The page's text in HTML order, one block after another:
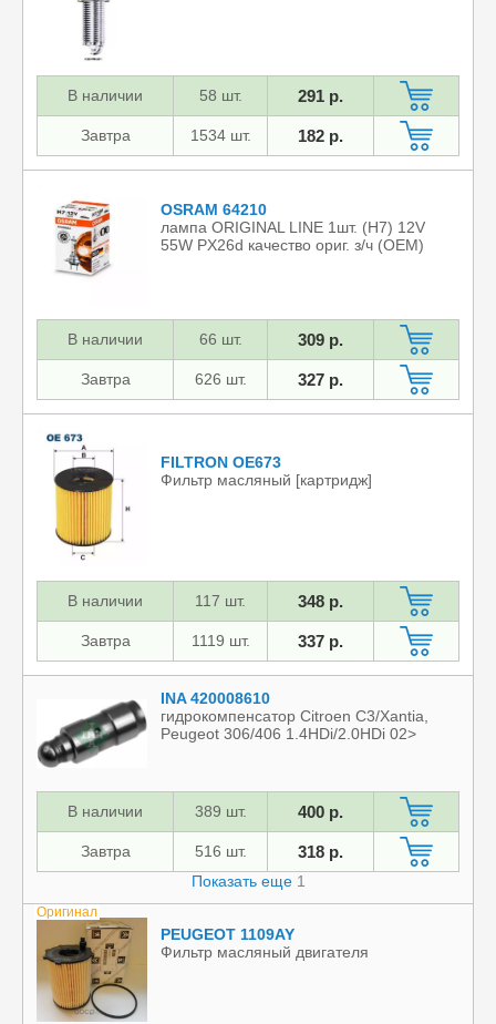
В наличии 58 шт. 291 р.
Завтра 1534 шт. 182 р.
OSRAM 64210
лампа ORIGINAL LINE 1шт. (H7) 12V
55W PX26d качество ориг. з/ч (ОЕМ)
В наличии 66 шт. 309 р.
Завтра 626 шт. 327 р.
FILTRON OE673
Фильтр масляный [картридж]
В наличии 117 шт. 348 р.
Завтра 1119 шт. 337 р.
INA 420008610
гидрокомпенсатор Citroen C3/Xantia,
Peugeot 306/406 1.4HDi/2.0HDi 02>
В наличии 389 шт. 400 р.
Завтра 516 шт. 318 р.
Показать еще 1
Оригинал
PEUGEOT 1109AY
Фильтр масляный двигателя